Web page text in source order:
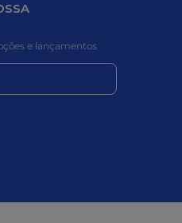
e lançamentos